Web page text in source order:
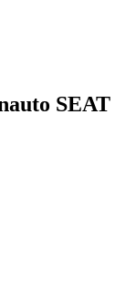
SEAT